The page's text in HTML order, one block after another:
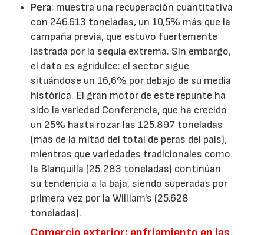
Pera: muestra una recuperación cuantitativa
con 246.613 toneladas, un 10,5% más que la
campaña previa, que estuvo fuertemente
lastrada por la sequía extrema. Sin embargo,
el dato es agridulce: el sector sigue
situándose un 16,6% por debajo de su media
histórica. El gran motor de este repunte ha
sido la variedad Conferencia, que ha crecido
un 25% hasta rozar las 125.897 toneladas
(más de la mitad del total de peras del país),
mientras que variedades tradicionales como
la Blanquilla (25.283 toneladas) continúan
su tendencia a la baja, siendo superadas por
primera vez por la William's (25.628
toneladas).